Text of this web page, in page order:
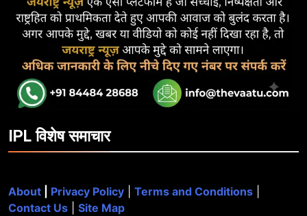
IPL विशेष समाचार
About Privacy Policy Terms and Conditions
Contact Us
Site Map